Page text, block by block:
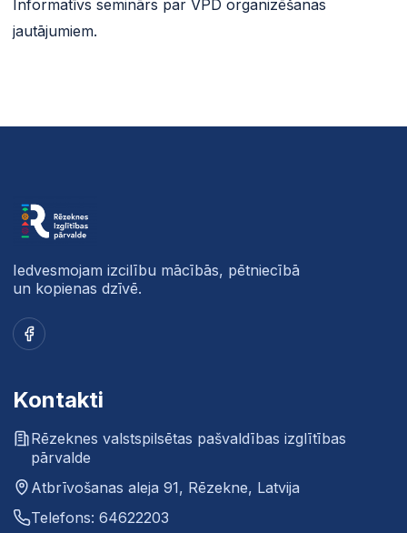
Informatīvs seminārs par VPD organizēšanas
jautājumiem.
Iedvesmojam izcilību mācībās, pētniecībā
un kopienas dzīvē.
Facebook
Kontakti
Rēzeknes valstspilsētas pašvaldības izglītības
pārvalde
Atbrīvošanas aleja 91, Rēzekne, Latvija
Telefons: 64622203